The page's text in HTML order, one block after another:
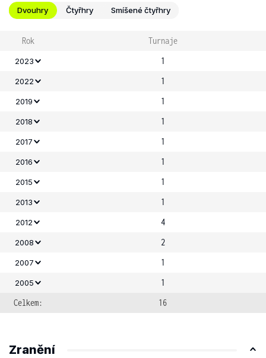
Dvouhry Čtyřhry Smíšené čtyřhry
Rok Turnaje
2023 1
2022 1
2019 1
2018 1
2017 1
2016 1
2015 1
2013 1
2012 4
2008 2
2007 1
2005
1
Celkem:
16
Zranění